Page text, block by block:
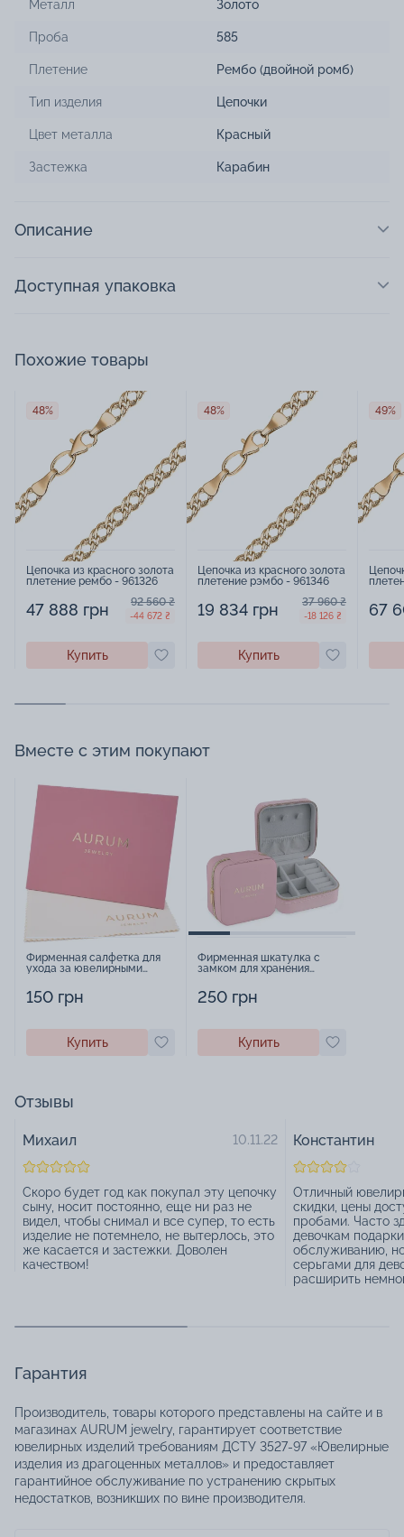
Металл Золото
Проба 585
Плетение Рембо (двойной ромб)
Тип изделия Цепочки
Цвет металла Красный
Застежка Карабин
Описание
Доступная упаковка
Похожие товары
48%
Цепочка из красного золота
плетение рембо - 961326
47 888 грн 92 560 ₴
-44 672 ₴
Купить
48%
Цепочка из красного золота
плетение рэмбо - 961346
19 834 грн 37 960 ₴
-18 126 ₴
Купить
49%
67
Вместе с этим покупают
Фирменная салфетка для
ухода за ювелирными
150 грн
Купить
Фирменная шкатулка с
замком для хранения
250 грн
Купить
Отзывы
Михаил 10.11.22
Скоро будет год как покупал эту цепочку
сыну, носит постоянно, еще ни раз не
видел, чтобы снимал и все супер, то есть
изделие не потемнело, не вытерлось, это
же касается и застежки. Доволен
качеством!
Константин
Отличный
скидки, цены
пробами. Часто
девочкам
обслуживанию,
серьгами для
расширить
Гарантия
Производитель, товары которого представлены на сайте и в
магазинах AURUM jewelry, гарантирует соответствие
ювелирных изделий требованиям ДСТУ 3527-97 «Ювелирные
изделия из драгоценных металлов» и предоставляет
гарантийное обслуживание по устранению скрытых
недостатков, возникших по вине производителя.